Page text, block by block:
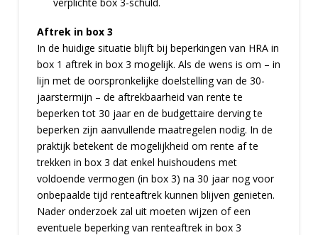
Aftrek in box 3
In de huidige situatie blijft bij beperkingen van HRA in
box 1 aftrek in box 3 mogelijk. Als de wens is om – in
lijn met de oorspronkelijke doelstelling van de 30-
jaarstermijn – de aftrekbaarheid van rente te
beperken tot 30 jaar en de budgettaire derving te
beperken zijn aanvullende maatregelen nodig. In de
praktijk betekent de mogelijkheid om rente af te
trekken in box 3 dat enkel huishoudens met
voldoende vermogen (in box 3) na 30 jaar nog voor
onbepaalde tijd renteaftrek kunnen blijven genieten.
Nader onderzoek zal uit moeten wijzen of een
eventuele beperking van renteaftrek in box 3